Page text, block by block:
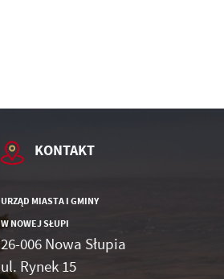
KONTAKT
URZĄD MIASTA I GMINY
W NOWEJ SŁUPI
26-006 Nowa Słupia
ul. Rynek 15